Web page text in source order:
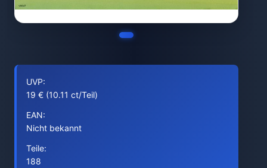
UVP:
19 € (10.11 ct/Teil)
EAN:
Nicht bekannt
Teile:
188